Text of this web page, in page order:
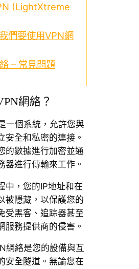
(LightXtreme
們要使用VPN網
– 常見問題
網絡？
一個系統，允許您與
安全和私密的連接。
的數據進行加密並通
器進行傳輸來工作。
中，您的IP地址和在
被隱藏，以保護您的
受黑客、追踪器甚至
服務提供商的侵害。
網絡是您的設備與互
安全隧道。無論您在